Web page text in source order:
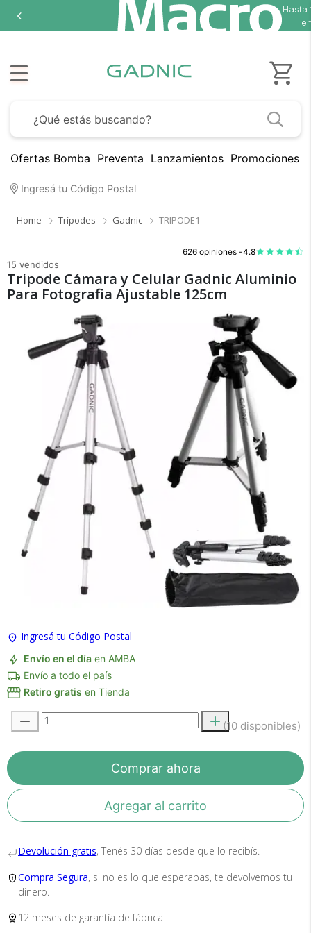
Hasta
Ofertas Bomba Preventa Lanzamientos Promociones
Ingresá tu Código Postal
Home Trípodes Gadnic TRIPODE1
626 opiniones -4.8
15 vendidos
Tripode Cámara y Celular Gadnic Aluminio
Para Fotografia Ajustable 125cm
Ingresá tu Código Postal
Envío en el día en AMBA
Envío a todo el país
Retiro gratis en Tienda
(10 disponibles)
Comprar ahora
Agregar al carrito
Devolución gratis, Tenés 30 días desde que lo recibís.
Compra Segura, si no es lo que esperabas, te devolvemos tu
dinero.
12 meses de garantía de fábrica
×
Recibí el producto que esperabas o
En Bidcom te aseguramos recibir el producto
que esperabas o te devolvemos el 100% de tu
dinero!